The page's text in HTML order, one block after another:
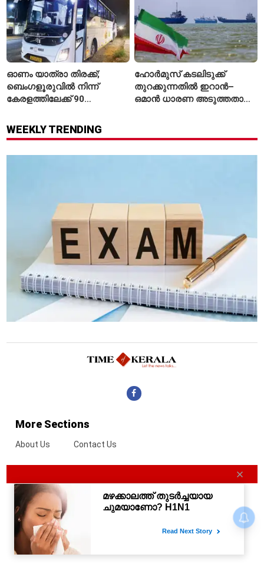
ഓണം യാത്രാ തിരക്ക്;
ബെംഗളൂരുവിൽ നിന്ന്
കേരളത്തിലേക്ക് 90
ഹോർമുസ് കടലിടുക്ക്
തുറക്കുന്നതിൽ ഇറാൻ–
ഒമാൻ ധാരണ അടുത്തതായി;
WEEKLY TRENDING
More Sections
About Us Contact Us